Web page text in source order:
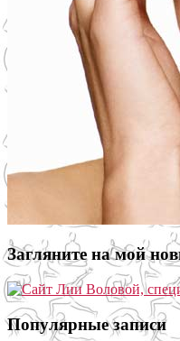
Загляните на мой
Популярные записи